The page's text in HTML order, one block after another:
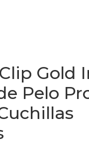
Gold
Pelo